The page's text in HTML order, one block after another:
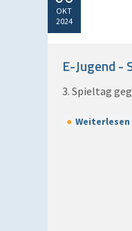
OKT
2024
E-Jugend -
3. Spieltag